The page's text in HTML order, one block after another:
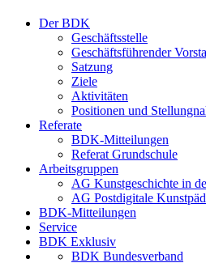
Der BDK
Geschäftsstelle
Geschäftsführender
Satzung
Ziele
Aktivitäten
Positionen und
Referate
BDK-Mitteilungen
Referat Grundschule
Arbeitsgruppen
AG Kunstgeschichte in
AG Postdigitale
BDK-Mitteilungen
Service
BDK Exklusiv
BDK Bundesverband